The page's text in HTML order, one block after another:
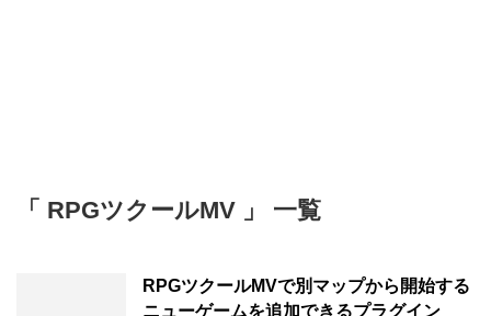
「 RPGツクールMV 」 一覧
RPGツクールMVで別マップから開始する
ニューゲームを追加できるプラグイン